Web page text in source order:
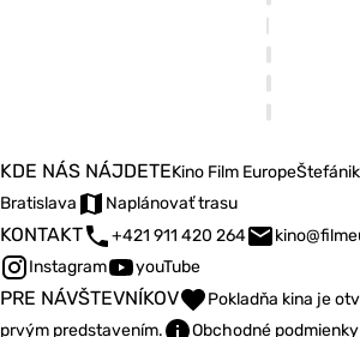
KDE NÁS NÁJDETEKino Film Europe
Bratislava
Naplánovať trasu
KONTAKT +421 911 420 264
Instagram
youTube
PRE NÁVŠTEVNÍKOV
Pokladňa kina je
prvým predstavením.
Obchodné podmienky